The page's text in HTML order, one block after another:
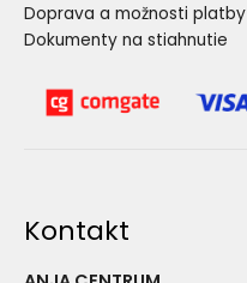
Doprava a možnosti platby
Dokumenty na stiahnutie
Kontakt